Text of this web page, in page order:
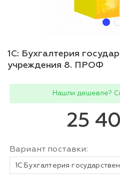
1С: Бухгалтерия
учреждения 8. ПРОФ
Нашли дешевле?
25
Вариант поставки: